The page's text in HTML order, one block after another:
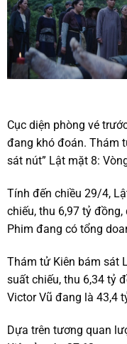
Cục diện phòng vé
đang khó đoán. Thám
sát nút” Lật mặt 8:
Tính đến chiều 29/4,
chiếu, thu 6,97 tỷ
Phim đang có tổng
Thám tử Kiên bám sát
suất chiếu, thu 6,34 tỷ
Victor Vũ đang là 43,4
Dựa trên tương quan